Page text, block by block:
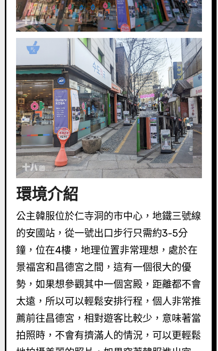
環境介紹
公主韓服位於仁寺洞的市中心，地鐵三號線
的安國站，從一號出口步行只需約3-5分
鐘，位在4樓，地理位置非常理想，處於在
景福宮和昌德宮之間，這有一個很大的優
勢，如果想參觀其中一個宮殿，距離都不會
太遠，所以可以輕鬆安排行程，個人非常推
薦前往昌德宮，相對遊客比較少，意味著當
拍照時，不會有擠滿人的情況，可以更輕鬆